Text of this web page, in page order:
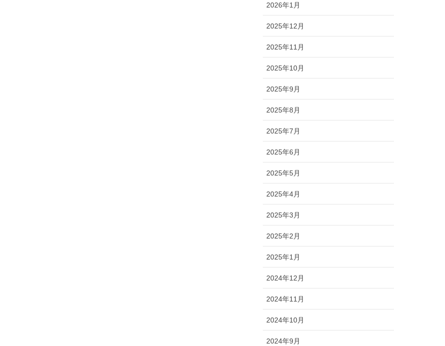
2026年1月
2025年12月
2025年11月
2025年10月
2025年9月
2025年8月
2025年7月
2025年6月
2025年5月
2025年4月
2025年3月
2025年2月
2025年1月
2024年12月
2024年11月
2024年10月
2024年9月